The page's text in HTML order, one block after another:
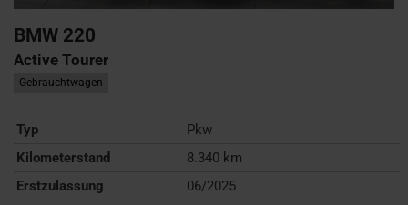
BMW 220
Active Tourer
Gebrauchtwagen
Typ
Pkw
Kilometerstand
8.340 km
Erstzulassung
06/2025